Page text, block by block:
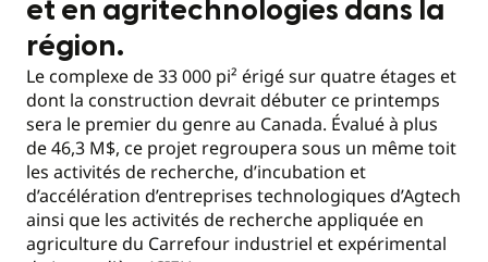
et en agritechnologies dans la
région.
Le complexe de 33 000 pi² érigé sur quatre étages et
dont la construction devrait débuter ce printemps
sera le premier du genre au Canada. Évalué à plus
de 46,3 M$, ce projet regroupera sous un même toit
les activités de recherche, d’incubation et
d’accélération d’entreprises technologiques d’Agtech
ainsi que les activités de recherche appliquée en
agriculture du Carrefour industriel et expérimental